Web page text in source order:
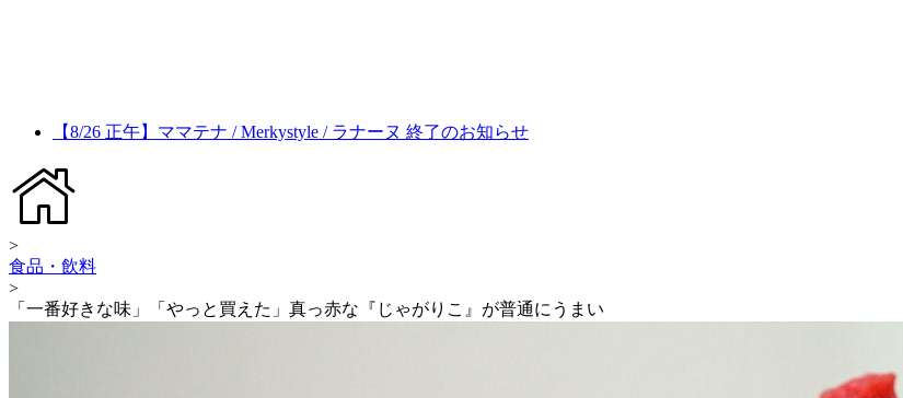
【8/26 正午】ママテナ / Merkystyle / ラナーヌ 終了のお知らせ
>
食品・飲料
>
「一番好きな味」「やっと買えた」真っ赤な『じゃがりこ』が普通にうまい